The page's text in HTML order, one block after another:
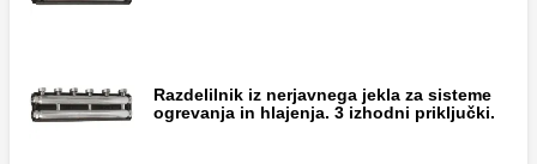
Par spojk s tesnilom.
Razdelilnik iz nerjavnega jekla za sisteme
ogrevanja in hlajenja. 3 izhodni priključki.